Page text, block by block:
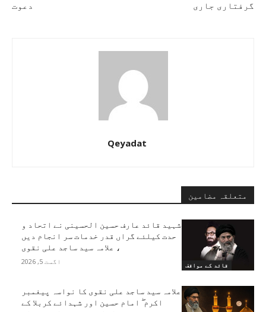
دعوت
گرفتاری جاری
Qeyadat
متعلقہ مضامین
قائد کے مواقف
شہید قائد عارف حسین الحسینی نے اتحاد و
حدت کیلئے گراں قدر خدمات سر انجام دیں
، علامہ سید ساجد علی نقوی
اگست 5, 2026
علامہ سید ساجد علی نقوی کا نواسہ پیغمبر
اکرم ۖ امام حسین اور شہدائے کربلا کے